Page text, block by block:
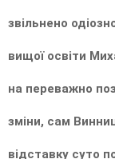
звільнено
вищої освіти
на переважно
зміни, сам
відставку суто